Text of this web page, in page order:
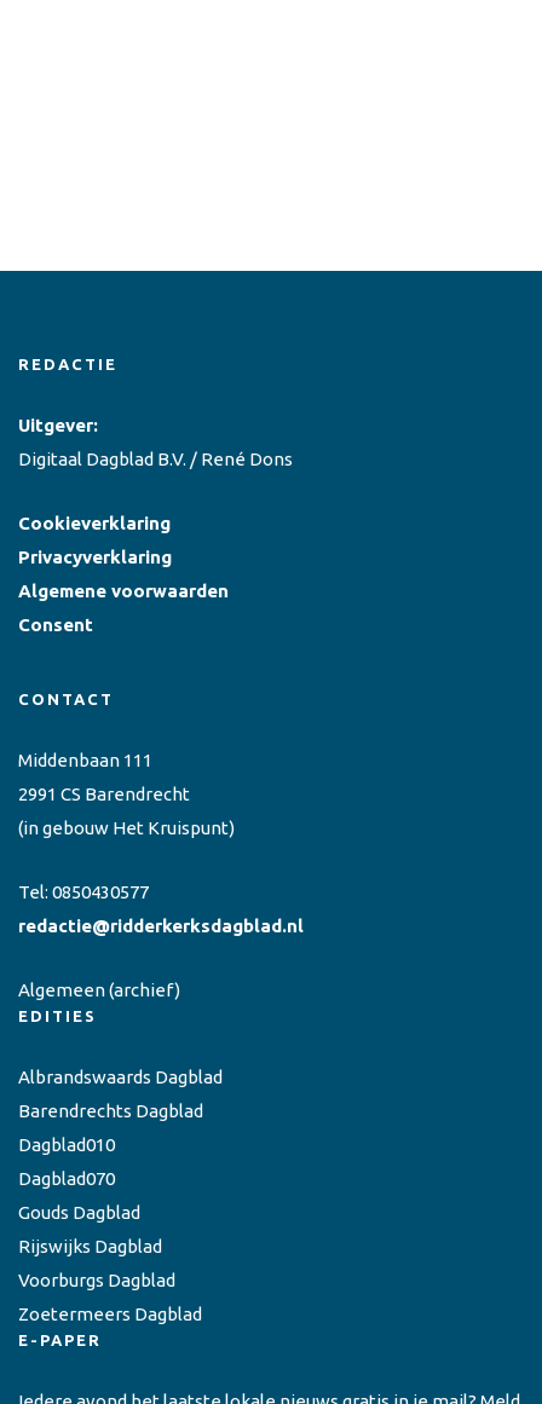
REDACTIE
Uitgever:
Digitaal Dagblad B.V. / René Dons
Cookieverklaring
Privacyverklaring
Algemene voorwaarden
Consent
CONTACT
Middenbaan 111
2991 CS Barendrecht
(in gebouw Het Kruispunt)
Tel: 0850430577
redactie@ridderkerksdagblad.nl
Algemeen(archief)
EDITIES
Albrandswaards Dagblad
Barendrechts Dagblad
Dagblad010
Dagblad070
Gouds Dagblad
Rijswijks Dagblad
Voorburgs Dagblad
Zoetermeers Dagblad
E-PAPER